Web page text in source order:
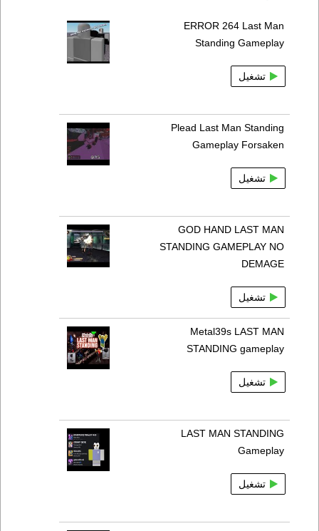
ERROR 264 Last Man
Standing Gameplay
تشغيل
Plead Last Man Standing
Gameplay Forsaken
تشغيل
GOD HAND LAST MAN
STANDING GAMEPLAY NO
DEMAGE
تشغيل
Metal39s LAST MAN
STANDING gameplay
تشغيل
LAST MAN STANDING
Gameplay
تشغيل